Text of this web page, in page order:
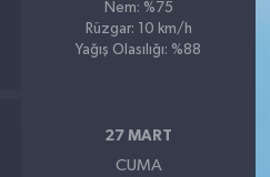
Nem: %75
Rüzgar: 10 km/h
Yağış Olasılığı: %88
27 MART
CUMA